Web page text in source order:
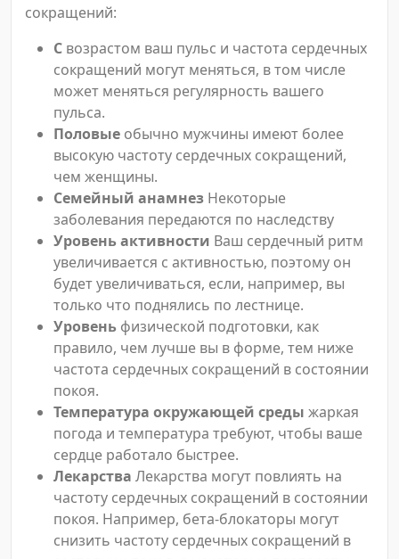
сокращений:
С возрастом ваш пульс и частота сердечных
сокращений могут меняться, в том числе
может меняться регулярность вашего
пульса.
Половые обычно мужчины имеют более
высокую частоту сердечных сокращений,
чем женщины.
Семейный анамнез Некоторые
заболевания передаются по наследству
Уровень активности Ваш сердечный ритм
увеличивается с активностью, поэтому он
будет увеличиваться, если, например, вы
только что поднялись по лестнице.
Уровень физической подготовки, как
правило, чем лучше вы в форме, тем ниже
частота сердечных сокращений в состоянии
покоя.
Температура окружающей среды жаркая
погода и температура требуют, чтобы ваше
сердце работало быстрее.
Лекарства Лекарства могут повлиять на
частоту сердечных сокращений в состоянии
покоя. Например, бета-блокаторы могут
снизить частоту сердечных сокращений в